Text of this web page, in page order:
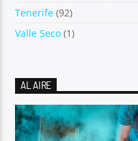
Tenerife (92)
Valle Seco (1)
AL AIRE